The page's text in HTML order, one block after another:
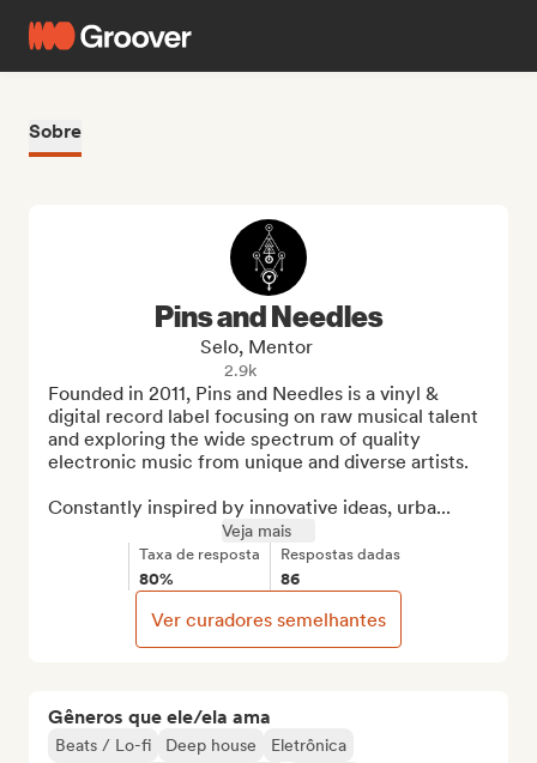
Sobre
Gêneros que ele/ela ama
Beats / Lo-fi Deep house
Eletrônica
Pins and Needles
Selo, Mentor
2.9k
Founded in 2011, Pins and Needles is a vinyl &
digital record label focusing on raw musical talent
and exploring the wide spectrum of quality
electronic music from unique and diverse artists.
Constantly inspired by innovative ideas, urba...
Veja mais
Taxa de resposta
80%
Respostas dadas
86
Ver curadores semelhantes